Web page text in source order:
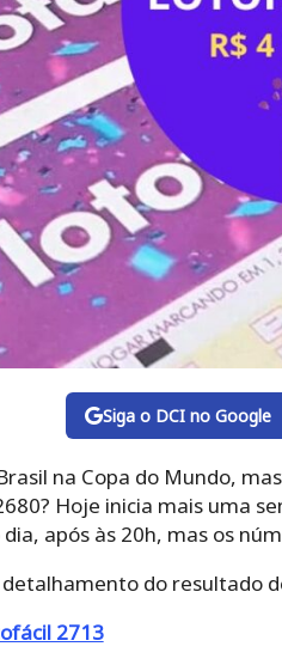
Siga o DCI no Google
na Copa do Mundo,
Hoje inicia mais uma
após às 20h, mas os
do resultado
2713